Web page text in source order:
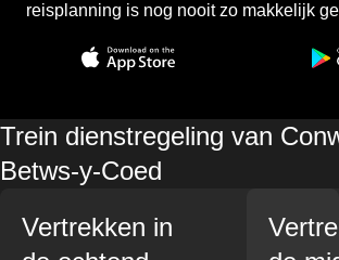
reisplanning is nog nooit zo makkelijk
Trein dienstregeling van
Betws-y-Coed
Vertrekken in